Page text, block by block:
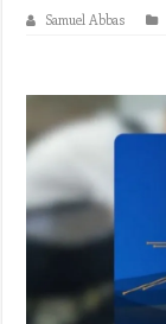
Samuel Abbas